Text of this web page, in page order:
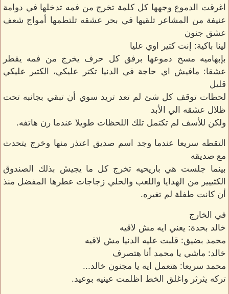
اغرقت الدموع وجهها كل كلمة تخرج من فمه تدخلها في دوامة
عنيفة من المشاعر تلقيها في بحر عشقه تلتطمها أمواج شعف
عشق جنون
لينا باكية: إنت كتير اوي عليا
بإبهاميه مسح دموعها برفق كل حرف يخرج من فمه يقطر
عشقا: مافيش اي حاجة في الدنيا تكتر عليكي، الكتير عليكي
قليل
لحظات توقف كل شئ لم تعد تريد سوي أن تبقي بجانبه تحت
ظلال عشقه الي الأبد
ولكن للأسف لم تكتمل تلك اللحظات طويلا عندما رن هاتفه.
التقطه سريعا عندما وجد اسم صديق اعتذر منها وخرج يتحدث
مع صديقه
بينما جلست هي باريحيه تخرج كل ما يجيش بذلك الصندوق
الكثييير من الهدايا واللعب والحلي زجاجات عطرها المفضل منذ
أن كانت طفلة لم تغيره.
في الخارج
خالد بحدة: يعني ايه مش لاقيه
محمد بضيق: قلبت عليه الدنيا مش لاقيه
خالد: ماشي يا محمد أنا هتصرف
محمد سريعا: هتعمل ايه يا مجنون خالد...
تركه يثرثر واغلق الخط اظلمت عينيه بوعيد.